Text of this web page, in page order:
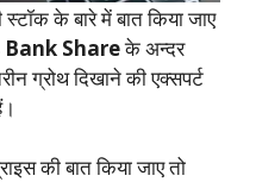
के बारे में बात किया जाए
Bank Shareके अन्दर
ग्रोथ दिखाने की एक्सपर्ट
की बात किया जाए तो